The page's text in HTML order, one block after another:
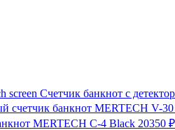
Счетчик банкнот с
счетчик банкнот MERTECH V-30
MERTECH C-4 Black 20350 ₽